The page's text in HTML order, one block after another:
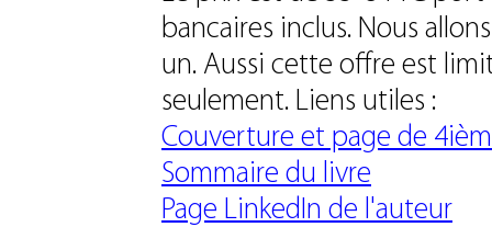
bancaires inclus. Nous
un. Aussi cette offre est
seulement. Liens utiles :
Couverture et page de
Sommaire du livre
Page LinkedIn de l'auteur